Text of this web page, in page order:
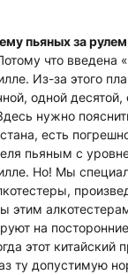
пьяных за
что введена
Из-за этого
одной
нужно
есть
пьяным с
Но! Мы
этим
на
этот
ту допустимую